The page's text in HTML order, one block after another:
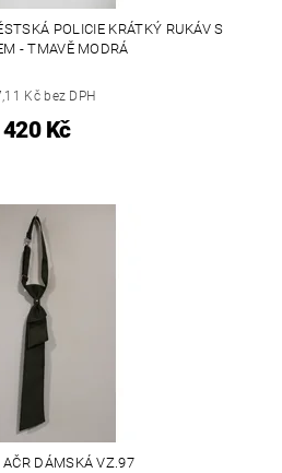
POLICIE KRÁTKÝ RUKÁV S
- TMAVĚ MODRÁ
Kč bez DPH
420 Kč
AČR DÁMSKÁ VZ.97